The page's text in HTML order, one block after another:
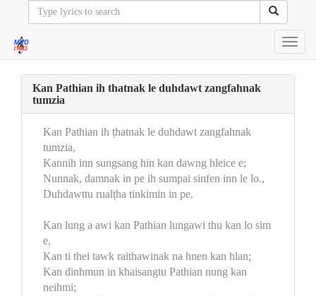
Kan Pathian ih thatnak le duhdawt zangfahnak
tumzia
Kan Pathian ih ṭhatnak le duhdawt zangfahnak
tumzia,
Kannih inn sungsang hin kan dawng hleice e;
Nunnak, damnak in pe ih sumpai sinfen inn le lo.,
Duhdawttu rualṭha tinkimin in pe.
Kan lung a awi kan Pathian lungawi thu kan lo sim
e,
Kan ti thei tawk raithawinak na hnen kan hlan;
Kan dinhmun in khaisangtu Pathian nung kan
neihmi;